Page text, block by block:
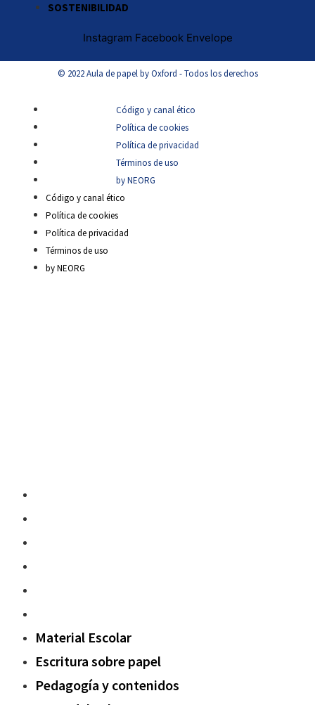
SOSTENIBILIDAD
Instagram Facebook Envelope
© 2022 Aula de papel by Oxford - Todos los derechos
Código y canal ético
Política de cookies
Política de privacidad
Términos de uso
by NEORG
Código y canal ético
Política de cookies
Política de privacidad
Términos de uso
by NEORG
Material Escolar
Escritura sobre papel
Pedagogía y contenidos